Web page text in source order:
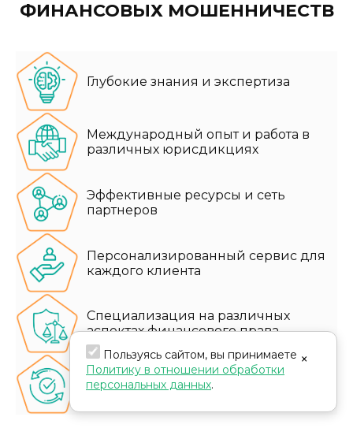
ФИНАНСОВЫХ МОШЕННИЧЕСТВ
Глубокие знания и экспертиза
Международный опыт и работа в
различных юрисдикциях
Эффективные ресурсы и сеть
партнеров
Персонализированный сервис для
каждого клиента
Специализация на различных
аспектах финансового права
Постоянное обновление знаний
×
Пользуясь сайтом, вы принимаете
Политику в отношении обработки
персональных данных.